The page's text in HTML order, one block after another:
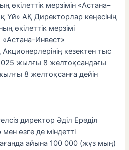
өкілеттік мерзімін «Астана–
Үй» АҚ Директорлар кеңесінің
өкілеттік мерзімі
«Астана–Инвест»
кезектен тыс
жылғы 8 желтоқсандағы
8 желтоқсанға дейін
Әділ Ерәділ
өзге де міндетті
айына 100 000 (жүз мың)